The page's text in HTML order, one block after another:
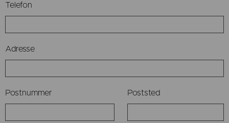
Telefon
Adresse
Postnummer Poststed